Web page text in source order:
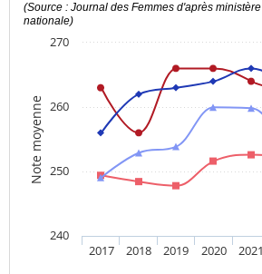
Note moyenne
(Source : Journal des Femmes d'après
nationale)
2017 2018 2019 2020 2021
240
250
260
270